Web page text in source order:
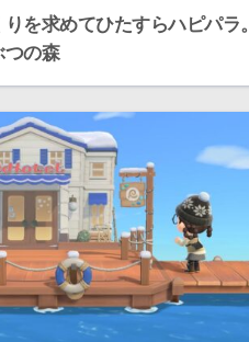
を求めてひたすらハピパラ。
つの森